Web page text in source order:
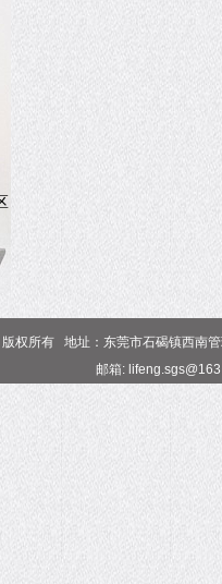
版权所有 地址：东莞市石碣镇西南
邮箱: